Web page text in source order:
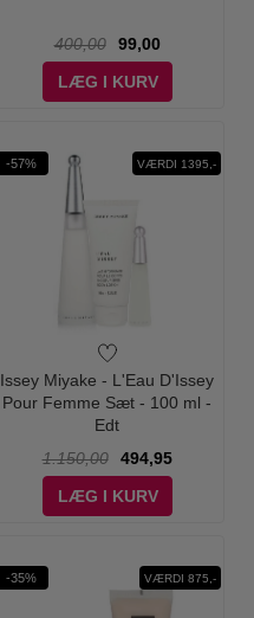
400,00
99,00
LÆG I KURV
-57% VÆRDI 1395,-
Issey Miyake - L'Eau D'Issey
Pour Femme Sæt - 100 ml -
Edt
1.150,00
494,95
LÆG I KURV
-35% VÆRDI 875,-